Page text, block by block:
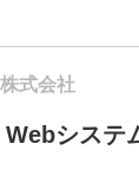
式会社
Webシステ